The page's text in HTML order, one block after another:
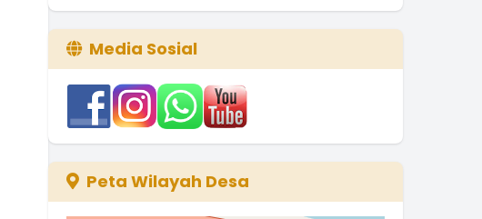
Media Sosial
Peta Wilayah Desa